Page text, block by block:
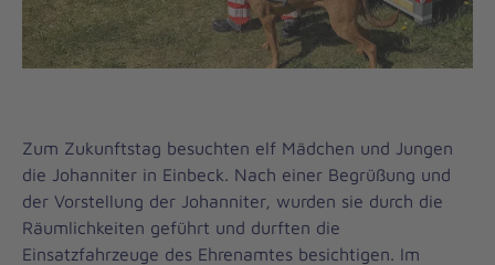
Zum Zukunftstag besuchten elf Mädchen und Jungen
die Johanniter in Einbeck. Nach einer Begrüßung und
der Vorstellung der Johanniter, wurden sie durch die
Räumlichkeiten geführt und durften die
Einsatzfahrzeuge des Ehrenamtes besichtigen. Im